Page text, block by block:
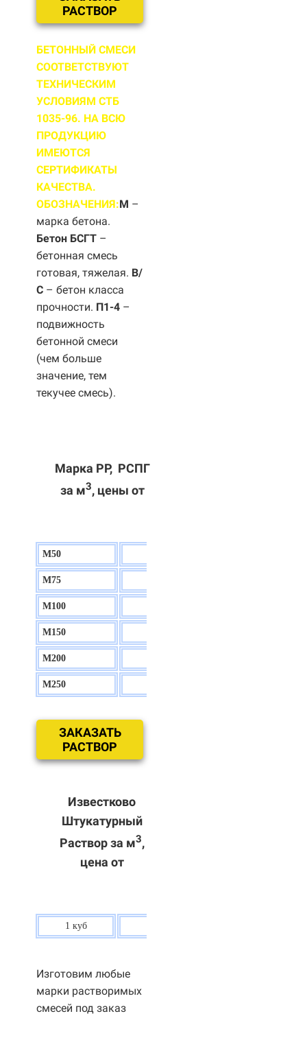
РАСТВОР
БЕТОННЫЙ СМЕСИ
СООТВЕТСТВУЮТ
ТЕХНИЧЕСКИМ
УСЛОВИЯМ СТБ
1035-96. НА ВСЮ
ПРОДУКЦИЮ
ИМЕЮТСЯ
СЕРТИФИКАТЫ
КАЧЕСТВА.
ОБОЗНАЧЕНИЯ:М –
марка бетона.
Бетон БСГТ –
бетонная смесь
готовая, тяжелая. B/
С – бетон класса
прочности. П1-4 –
подвижность
бетонной смеси
(чем больше
значение, тем
текучее смесь).
Марка РР, РСПГ
за м3, цены от
М50
М75
М100
М150
М200
М250
ЗАКАЗАТЬ
РАСТВОР
Известково
Штукатурный
Раствор за м3,
цена от
1 куб
Изготовим любые
марки растворимых
смесей под заказ